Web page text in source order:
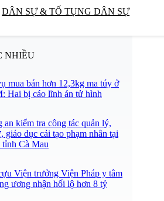
DÂN SỰ & TỐ TỤNG DÂN SỰ
NHIỀU
mua bán hơn 12,3kg ma túy ở
Hai bị cáo lĩnh án tử hình
an kiểm tra công tác quản lý,
giáo dục cải tạo phạm nhân tại
tỉnh Cà Mau
Viện trưởng Viện Pháp y tâm
ương nhận hối lộ hơn 8 tỷ